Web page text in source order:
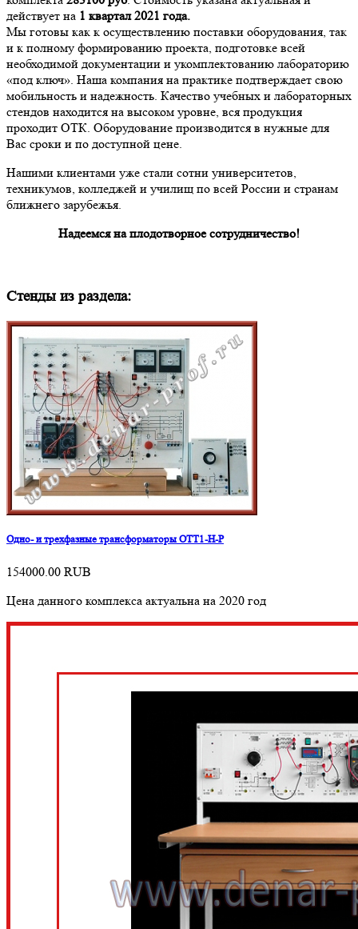
действует на 1 квартал 2021 года.
Мы готовы как к осуществлению поставки оборудования, так
и к полному формированию проекта, подготовке всей
необходимой документации и укомплектованию лабораторию
«под ключ». Наша компания на практике подтверждает свою
мобильность и надежность. Качество учебных и лабораторных
стендов находится на высоком уровне, вся продукция
проходит ОТК. Оборудование производится в нужные для
Вас сроки и по доступной цене.
Нашими клиентами уже стали сотни университетов,
техникумов, колледжей и училищ по всей России и странам
ближнего зарубежья.
Надеемся на плодотворное сотрудничество!
Стенды из раздела:
Одно- и трехфазные трансформаторы ОТТ1-Н-Р
154000.00 RUB
Цена данного комплекса актуальна на 2020 год